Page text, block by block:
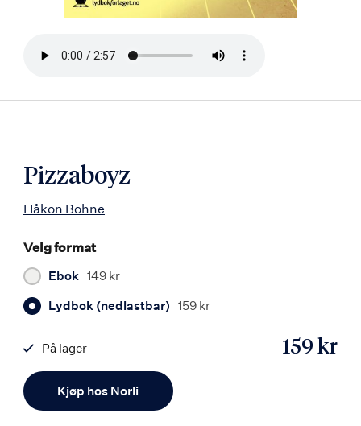
Bla
Pizzaboyz
Håkon Bohne
Velg format
Ebok 149 kr
Lydbok (nedlastbar) 159 kr
Kjøp hos Norli
159 kr
På lager
9788242184573